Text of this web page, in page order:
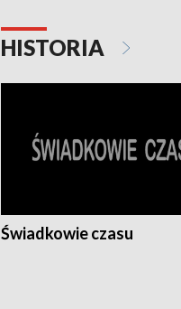
HISTORIA
Świadkowie czasu